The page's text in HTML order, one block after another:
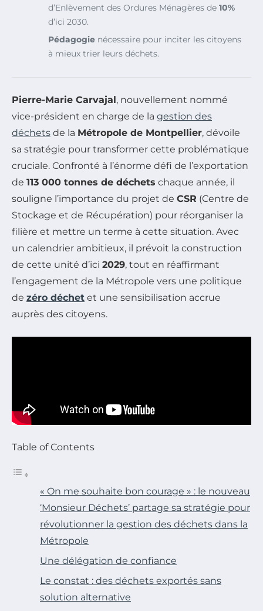
d’Enlèvement des Ordures Ménagères de 10%
d’ici 2030.
Pédagogie nécessaire pour inciter les citoyens
à mieux trier leurs déchets.
Pierre-Marie Carvajal, nouvellement nommé
vice-président en charge de la gestion des
déchets de la Métropole de Montpellier, dévoile
sa stratégie pour transformer cette problématique
cruciale. Confronté à l’énorme défi de l’exportation
de 113 000 tonnes de déchets chaque année, il
souligne l’importance du projet de CSR (Centre de
Stockage et de Récupération) pour réorganiser la
filière et mettre un terme à cette situation. Avec
un calendrier ambitieux, il prévoit la construction
de cette unité d’ici 2029, tout en réaffirmant
l’engagement de la Métropole vers une politique
de zéro déchet et une sensibilisation accrue
auprès des citoyens.
Table of Contents
« On me souhaite bon courage » : le nouveau
‘Monsieur Déchets’ partage sa stratégie pour
révolutionner la gestion des déchets dans la
Métropole
Une délégation de confiance
Le constat : des déchets exportés sans
solution alternative